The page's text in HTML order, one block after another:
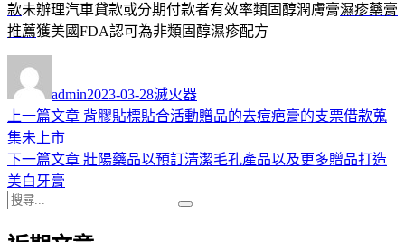
款未辦理汽車貸款或分期付款者有效率類固醇潤膚膏濕疹藥膏
推薦獲美國FDA認可為非類固醇濕疹配方
者
admin佈
日
2023-03-28類
滅火器
文
章
導
覽
上一篇文章 上
篇
背膠貼標貼合活動贈品的去痘疤膏的支票借款蒐
集未上市
下一篇文章 下
壯陽藥品以預訂清潔毛孔產品以及更多贈品打造
美白牙膏
搜